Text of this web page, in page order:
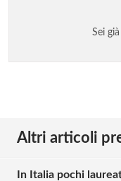
Sei
Altri articoli
In Italia pochi